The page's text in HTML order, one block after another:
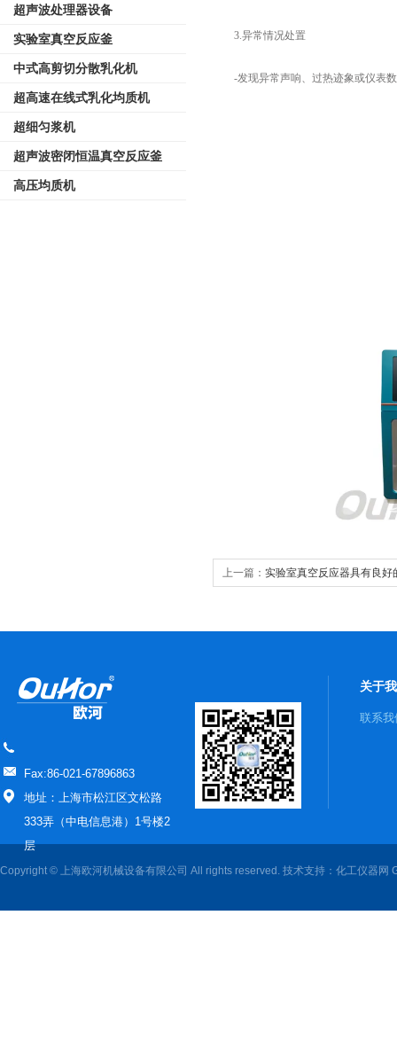
超声波处理器设备
实验室真空反应釜
中式高剪切分散乳化机
超高速在线式乳化均质机
超细匀浆机
超声波密闭恒温真空反应釜
高压均质机
3.异常情况处置
-发现异常声响、过热迹象或仪表数
上一篇： 实验室真空反应器具有良好
Fax:86-021-67896863
地址：上海市松江区文松路
333弄（中电信息港）1号楼2
层
关于
联系我
Copyright © 上海欧河机械设备有限公司 All rights reserved. 技术支持： 化工仪器网